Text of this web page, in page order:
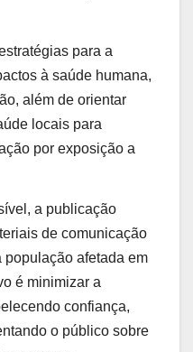
para a
à saúde humana,
além de orientar
locais para
por exposição a
a publicação
de comunicação
população afetada em
é minimizar a
confiança,
o público sobre